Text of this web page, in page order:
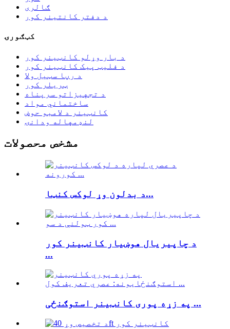
ګالری
د دفتر کانتینر کور
کټګورۍ
د بار وړلو کانټینر کور
د فلیټ پیک کانټینر کور
د رڼا سټیل ولا
ټریلر کور
د تجهیزاتو سرپناه
ساختماني مواد
کانټینر د لامبو حوض
لنډمهاله ودانۍ
مشخص محصولات
د بدلون وړ لوکس کنټا...
د چاپیریال هوښیار کانټینر کور
...
په زړه پوری کانټینر استوګنځی ...